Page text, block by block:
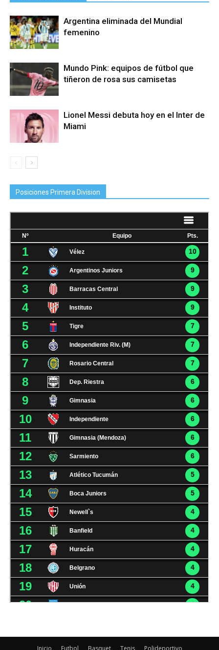
Argentina eliminada del Mundial
femenino
Mundo Pink: equipos de fútbol que
tiñeron de rosa sus camisetas
Lionel Messi debuta hoy en el Inter de
Miami
Posiciones Primera Division
Inicio Futbol Basquet Tenis Polideportivo